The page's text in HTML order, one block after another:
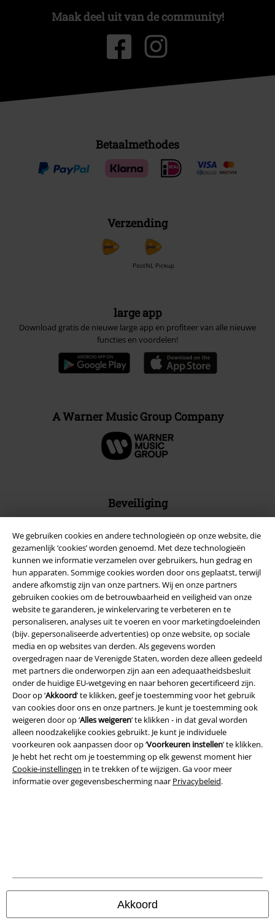
We gebruiken cookies en andere technologieën op onze website, die
gezamenlijk ‘cookies’ worden genoemd. Met deze technologieën
kunnen we informatie verzamelen over gebruikers, hun gedrag en
hun apparaten. Sommige cookies worden door ons geplaatst, terwijl
andere afkomstig zijn van onze partners. Wij en onze partners
gebruiken cookies om de betrouwbaarheid en veiligheid van onze
website te garanderen, je winkelervaring te verbeteren en te
personaliseren, analyses uit te voeren en voor marketingdoeleinden
(bijv. gepersonaliseerde advertenties) op onze website, op sociale
media en op websites van derden. Als gegevens worden
overgedragen naar de Verenigde Staten, worden deze alleen gedeeld
met partners die onderworpen zijn aan een adequaatheidsbesluit
onder de huidige EU-wetgeving en naar behoren gecertificeerd zijn.
Door op ‘Akkoord’ te klikken, geef je toestemming voor het gebruik
van cookies door ons en onze partners. Je kunt je toestemming ook
weigeren door op ‘Alles weigeren’ te klikken - in dat geval worden
alleen noodzakelijke cookies gebruikt. Je kunt je individuele
voorkeuren ook aanpassen door op ‘Voorkeuren instellen’ te klikken.
Je hebt het recht om je toestemming op elk gewenst moment hier
Cookie-instellingen in te trekken of te wijzigen. Ga voor meer
informatie over gegevensbescherming naar Privacybeleid.
Akkoord
Maak deel uit van de community!
Betaalmethodes
Verzending
PostNL Pickup
large app
Download gratis de nieuwe large app en profiteer van alle nieuwe
functies en voordelen!
A Warner Music Group Company
Beveiliging
Legal
Algemene Voorwaarden
Bedrijfsgegevens
Privacyverklaring
Verklaring van conformiteit